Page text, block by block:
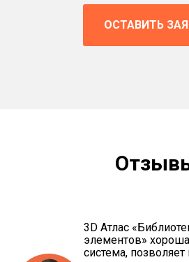
ОСТАВИТЬ
3D Атлас
элементов»
система,